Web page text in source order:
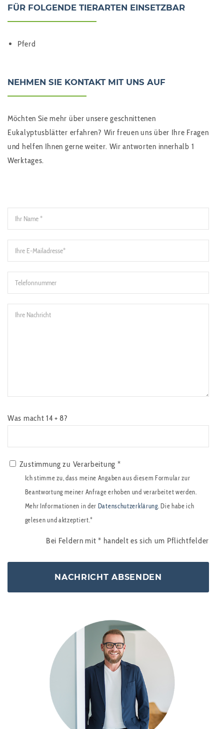
FÜR FOLGENDE TIERARTEN EINSETZBAR
Pferd
NEHMEN SIE KONTAKT MIT UNS AUF
Möchten Sie mehr über unsere geschnittenen
Eukalyptusblätter erfahren? Wir freuen uns über Ihre Fragen
und helfen Ihnen gerne weiter. Wir antworten innerhalb 1
Werktages.
Was macht 14 + 8?
Zustimmung zu Verarbeitung *
Ich stimme zu, dass meine Angaben aus diesem Formular zur
Beantwortung meiner Anfrage erhoben und verarbeitet werden.
Mehr Informationen in der Datenschutzerklärung. Die habe ich
gelesen und aktzeptiert.*
Bei Feldern mit* handelt es sich um Pflichtfelder